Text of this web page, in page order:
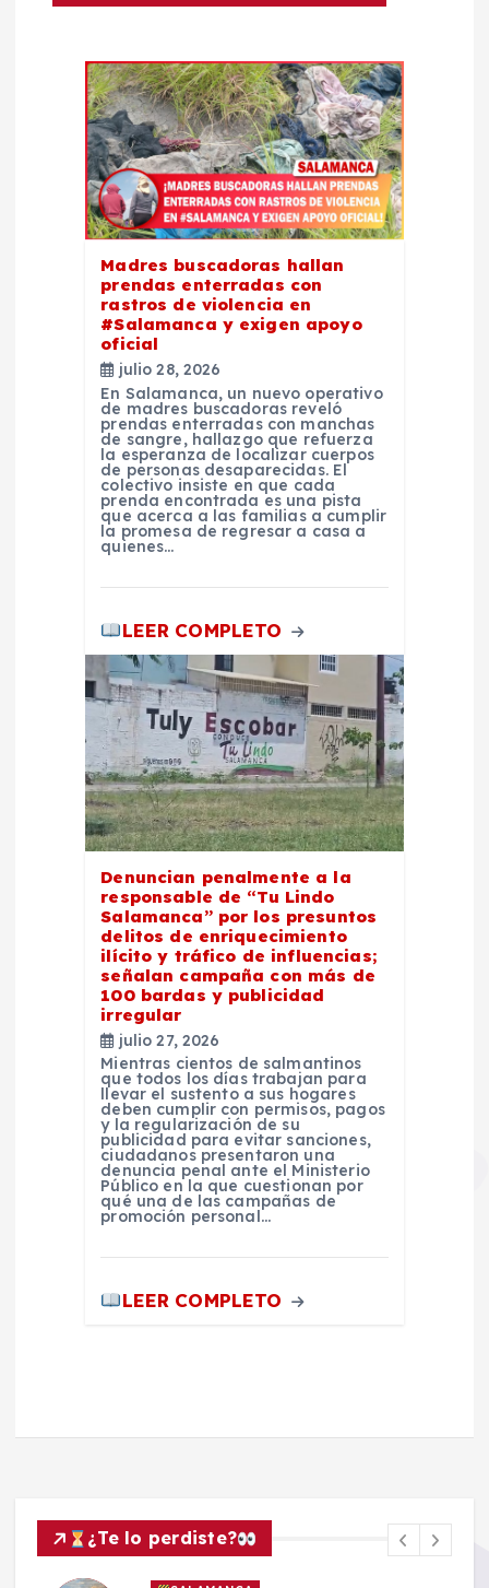
Madres buscadoras hallan
prendas enterradas con
rastros de violencia en
#Salamanca y exigen apoyo
oficial
julio 28, 2026
En Salamanca, un nuevo operativo
de madres buscadoras reveló
prendas enterradas con manchas
de sangre, hallazgo que refuerza
la esperanza de localizar cuerpos
de personas desaparecidas. El
colectivo insiste en que cada
prenda encontrada es una pista
que acerca a las familias a cumplir
la promesa de regresar a casa a
quienes…
LEER COMPLETO
Denuncian penalmente a la
responsable de “Tu Lindo
Salamanca” por los presuntos
delitos de enriquecimiento
ilícito y tráfico de influencias;
señalan campaña con más de
100 bardas y publicidad
irregular
julio 27, 2026
Mientras cientos de salmantinos
que todos los días trabajan para
llevar el sustento a sus hogares
deben cumplir con permisos, pagos
y la regularización de su
publicidad para evitar sanciones,
ciudadanos presentaron una
denuncia penal ante el Ministerio
Público en la que cuestionan por
qué una de las campañas de
promoción personal…
LEER COMPLETO
¿Te lo perdiste?